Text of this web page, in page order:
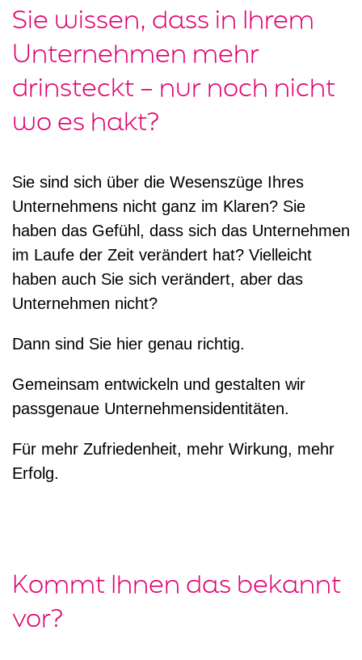
Sie wissen, dass in Ihrem
Unternehmen mehr
drinsteckt – nur noch nicht
wo es hakt?
Sie sind sich über die Wesenszüge Ihres
Unternehmens nicht ganz im Klaren? Sie
haben das Gefühl, dass sich das Unternehmen
im Laufe der Zeit verändert hat? Vielleicht
haben auch Sie sich verändert, aber das
Unternehmen nicht?
Dann sind Sie hier genau richtig.
Gemeinsam entwickeln und gestalten wir
passgenaue Unternehmensidentitäten.
Für mehr Zufriedenheit, mehr Wirkung, mehr
Erfolg.
Kommt Ihnen das bekannt
vor?